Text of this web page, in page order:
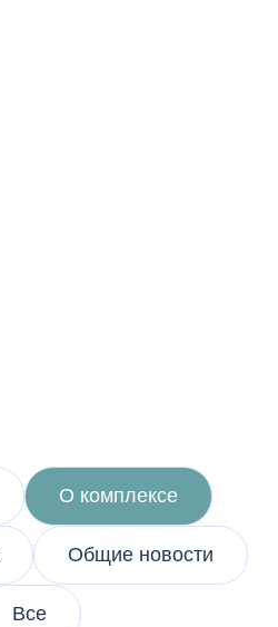
О комплексе
Общие новости
Все